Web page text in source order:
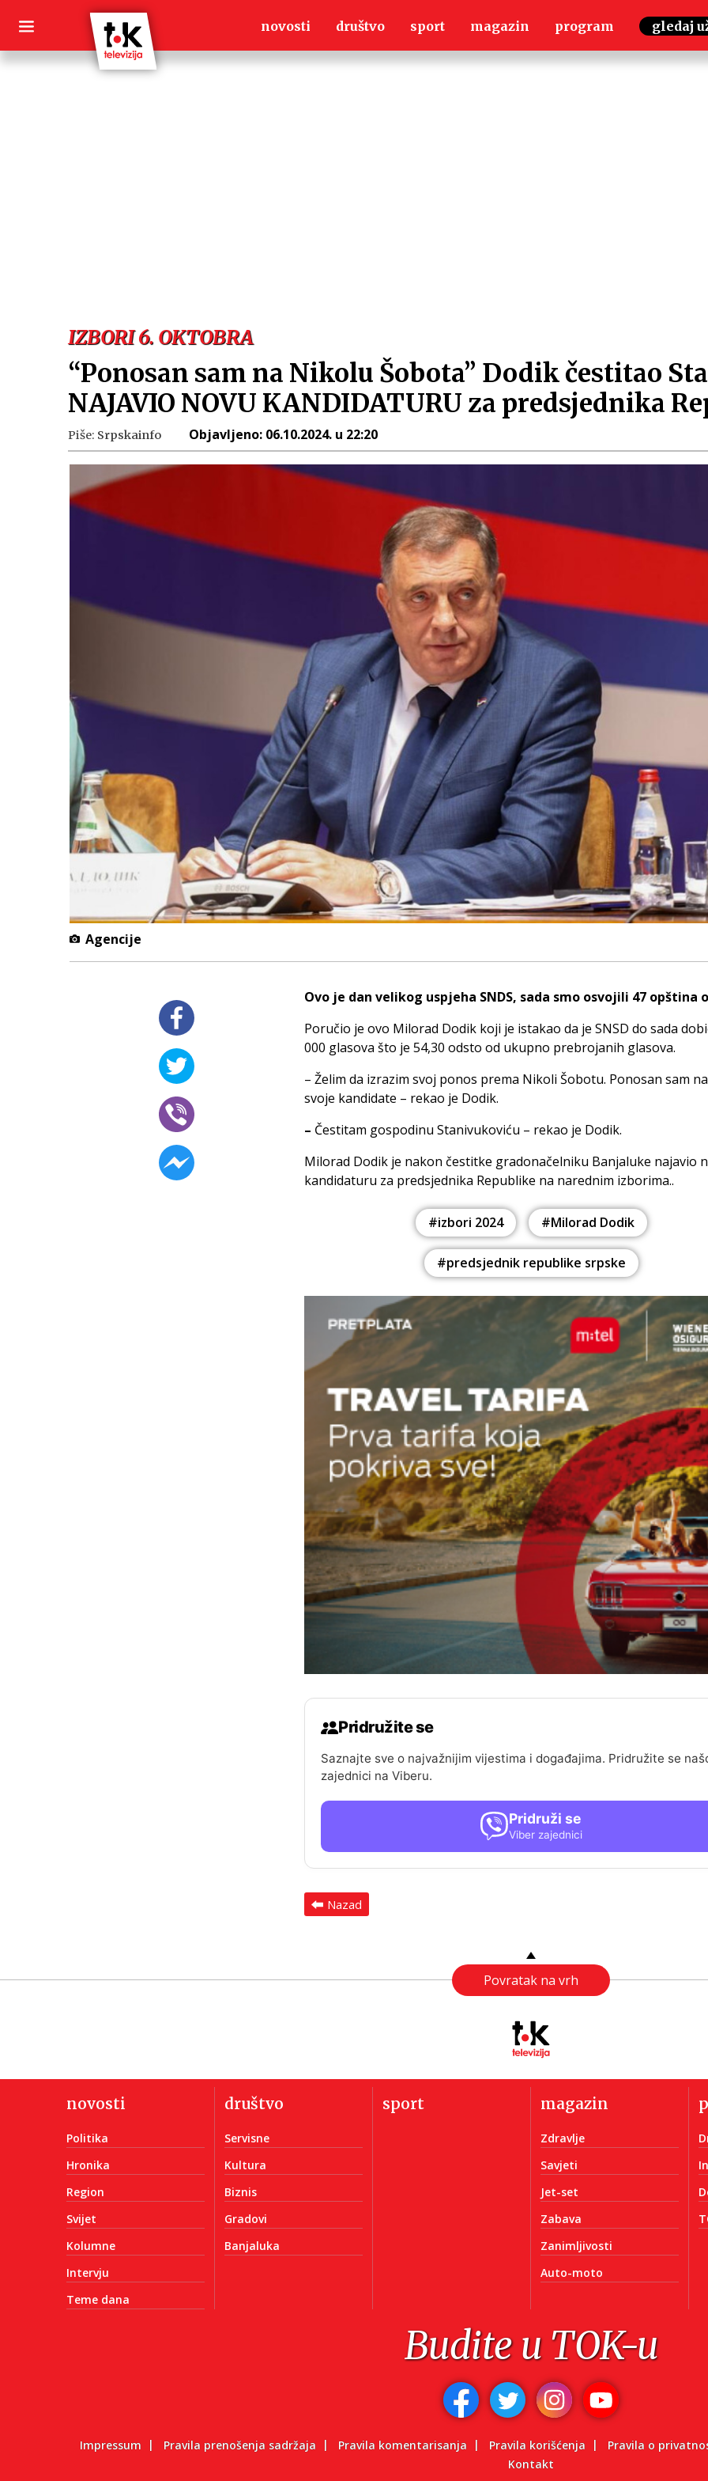
content
novosti društvo sport magazin program gledaj
IZBORI 6. OKTOBRA
“Ponosan sam na Nikolu Šobota” Dodik čestitao
NAJAVIO NOVU KANDIDATURU za predsjednika
Piše: Srpskainfo Objavljeno: 06.10.2024. u 22:20
Agencije
Ovo je dan velikog uspjeha SNDS, sada smo osvojili 47 opština
Poručio je ovo Milorad Dodik koji je istakao da je SNSD do sada
000 glasova što je 54,30 odsto od ukupno prebrojanih glasova.
– Želim da izrazim svoj ponos prema Nikoli Šobotu. Ponosan sam
svoje kandidate – rekao je Dodik.
– Čestitam gospodinu Stanivukoviću – rekao je Dodik.
Milorad Dodik je nakon čestitke gradonačelniku Banjaluke najavio
kandidaturu za predsjednika Republike na narednim izborima..
#izbori 2024 #Milorad Dodik
#predsjednik republike srpske
Pridružite se
Saznajte sve o najvažnijim vijestima i događajima. Pridružite se
zajednici na Viberu.
Pridruži se
Viber zajednici
Nazad
Povratak na vrh
novosti
Politika
Hronika
Region
Svijet
Kolumne
Intervju
Teme dana
društvo
Servisne
Kultura
Biznis
Gradovi
Banjaluka
sport magazin
Zdravlje
Savjeti
Jet-set
Zabava
Zanimljivosti
Auto-moto
Budite u TOK-u
Impressum Pravila prenošenja sadržaja Pravila komentarisanja Pravila korišćenja
Pravila o
Kontakt